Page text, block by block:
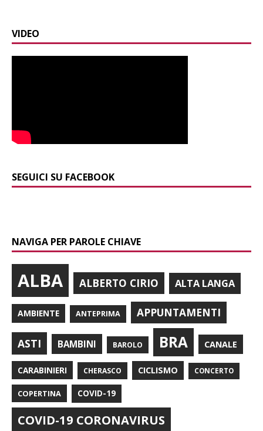
VIDEO
SEGUICI SU FACEBOOK
NAVIGA PER PAROLE CHIAVE
ALBA ALBERTO CIRIO ALTA LANGA
AMBIENTE ANTEPRIMA APPUNTAMENTI
ASTI BAMBINI BAROLO BRA CANALE
CARABINIERI CHERASCO CICLISMO CONCERTO
COPERTINA COVID-19
COVID-19 CORONAVIRUS